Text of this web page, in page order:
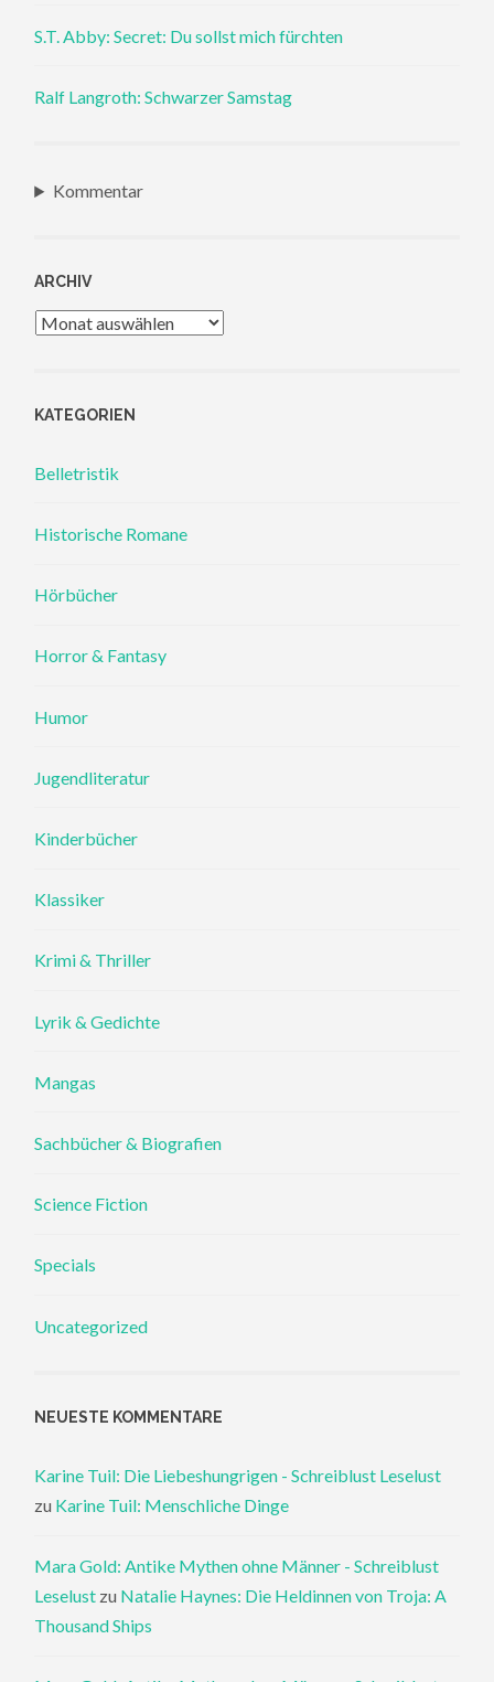
S.T. Abby: Secret: Du sollst mich fürchten
Ralf Langroth: Schwarzer Samstag
Kommentar
ARCHIV
Archiv
KATEGORIEN
Belletristik
Historische Romane
Hörbücher
Horror & Fantasy
Humor
Jugendliteratur
Kinderbücher
Klassiker
Krimi & Thriller
Lyrik & Gedichte
Mangas
Sachbücher & Biografien
Science Fiction
Specials
Uncategorized
NEUESTE KOMMENTARE
Karine Tuil: Die Liebeshungrigen - Schreiblust Leselust
zu Karine Tuil: Menschliche Dinge
Mara Gold: Antike Mythen ohne Männer - Schreiblust
Leselust zu Natalie Haynes: Die Heldinnen von Troja: A
Thousand Ships